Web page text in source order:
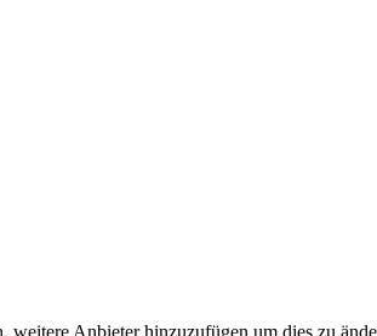
weitere Anbieter hinzuzufügen um dies zu